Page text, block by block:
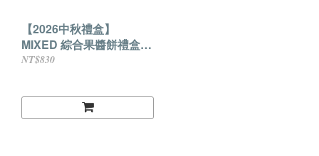
【2026中秋禮盒】
MIXED 綜合果醬餅禮盒18
入
NT$830